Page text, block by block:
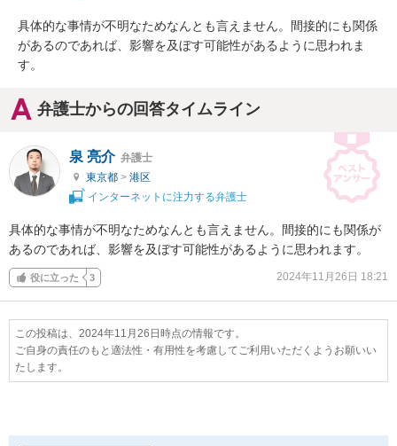
具体的な事情が不明なためなんとも言えません。間接的にも関係
があるのであれば、影響を及ぼす可能性があるように思われま
す。
弁護士からの回答タイムライン
泉 亮介 弁護士
東京都 > 港区
インターネットに注力する弁護士
具体的な事情が不明なためなんとも言えません。間接的にも関係が
あるのであれば、影響を及ぼす可能性があるように思われます。
役に立った 3 2024年11月26日 18:21
この投稿は、2024年11月26日時点の情報です。
ご自身の責任のもと適法性・有用性を考慮してご利用いただくようお願いい
たします。